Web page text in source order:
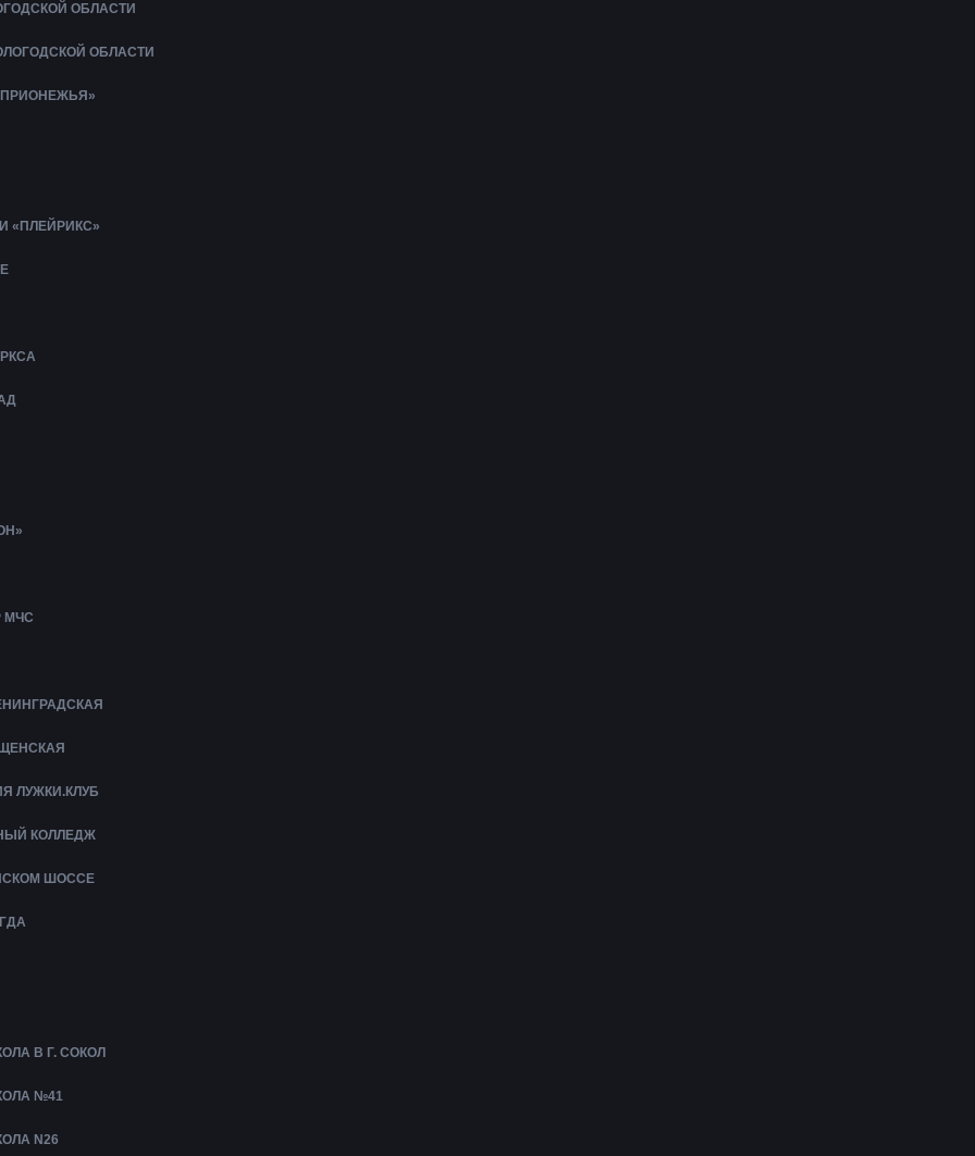
ОБЛАСТИ
ОБЛАСТИ
ПРИОНЕЖЬЯ»
«ПЛЕЙРИКС»
МЧС
ЛУЖКИ.КЛУБ
КОЛЛЕДЖ
ШОССЕ
В Г. СОКОЛ
№41
N26